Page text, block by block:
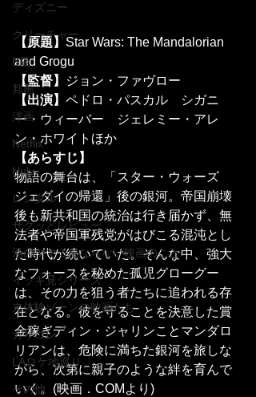
ディズニー
クリーチャー
B級
邦画
洋画
Netflix
Hulu
レンタル
サクッとレビュー
酒のツマミにならない映画のこと
イッキ見シリーズ
未体験ゾーンの映画たち
カリコレ
LAロケ地巡り
その他
【原題】 Star Wars: The Mandalorian
and Grogu
【監督】
ジョン・ファヴロー
【出演】 ペドロ・パスカル　シガニ
ー・ウィーバー　ジェレミー・アレ
ン・ホワイトほか
【あらすじ】
物語の舞台は、「スター・ウォーズ
ジェダイの帰還」後の銀河。帝国崩壊
後も新共和国の統治は行き届かず、無
法者や帝国軍残党がはびこる混沌とし
た時代が続いていた。そんな中、強大
なフォースを秘めた孤児グローグー
は、その力を狙う者たちに追われる存
在となる。彼を守ることを決意した賞
金稼ぎディン・ジャリンことマンダロ
リアンは、危険に満ちた銀河を旅しな
がら、次第に親子のような絆を育んで
いく。(映画．COMより)